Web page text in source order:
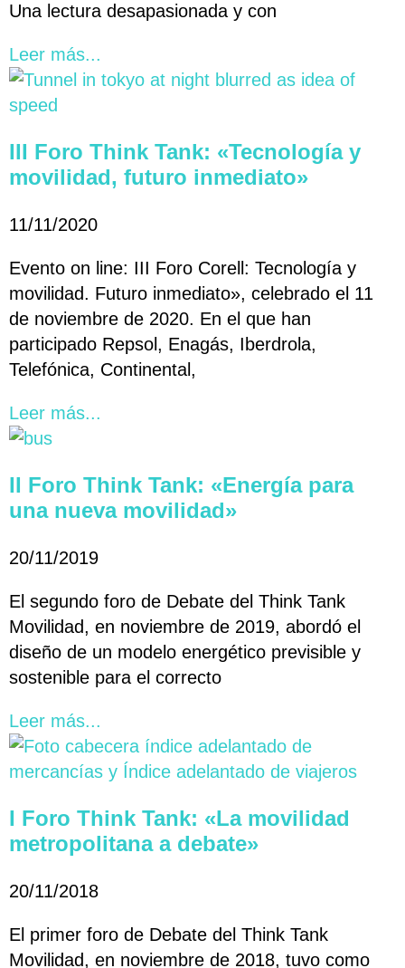
Una lectura desapasionada y con
Leer más...
III Foro Think Tank: «Tecnología y
movilidad, futuro inmediato»
11/11/2020
Evento on line: III Foro Corell: Tecnología y
movilidad. Futuro inmediato», celebrado el 11
de noviembre de 2020. En el que han
participado Repsol, Enagás, Iberdrola,
Telefónica, Continental,
Leer más...
II Foro Think Tank: «Energía para
una nueva movilidad»
20/11/2019
El segundo foro de Debate del Think Tank
Movilidad, en noviembre de 2019, abordó el
diseño de un modelo energético previsible y
sostenible para el correcto
Leer más...
I Foro Think Tank: «La movilidad
metropolitana a debate»
20/11/2018
El primer foro de Debate del Think Tank
Movilidad, en noviembre de 2018, tuvo como